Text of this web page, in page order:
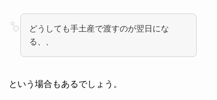
どうしても手土産で渡すのが翌日にな
る、、
という場合もあるでしょう。